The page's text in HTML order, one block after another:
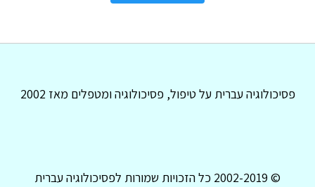
פסיכולוגיה עברית על טיפול, פסיכולוגיה ומטפלים מאז 2002
© 2002-2019 כל הזכויות שמורות לפסיכולוגיה עברית